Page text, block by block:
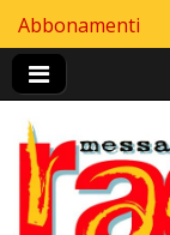
Header Top
Skip to content
Abbonamenti